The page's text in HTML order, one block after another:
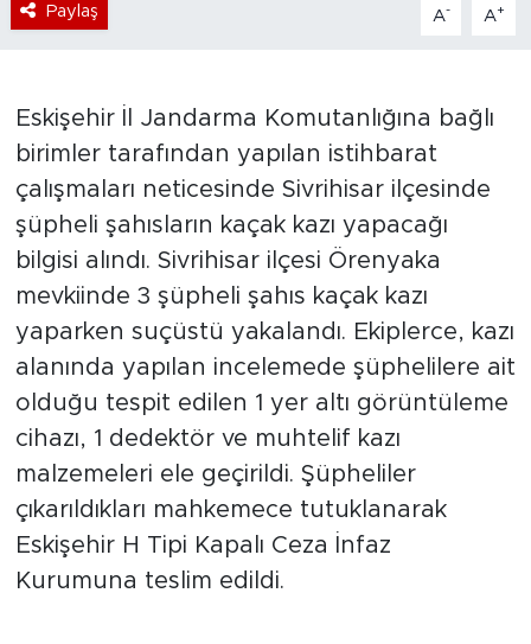
Paylaş A- A+
Eskişehir İl Jandarma Komutanlığına bağlı
birimler tarafından yapılan istihbarat
çalışmaları neticesinde Sivrihisar ilçesinde
şüpheli şahısların kaçak kazı yapacağı
bilgisi alındı. Sivrihisar ilçesi Örenyaka
mevkiinde 3 şüpheli şahıs kaçak kazı
yaparken suçüstü yakalandı. Ekiplerce, kazı
alanında yapılan incelemede şüphelilere ait
olduğu tespit edilen 1 yer altı görüntüleme
cihazı, 1 dedektör ve muhtelif kazı
malzemeleri ele geçirildi. Şüpheliler
çıkarıldıkları mahkemece tutuklanarak
Eskişehir H Tipi Kapalı Ceza İnfaz
Kurumuna teslim edildi.